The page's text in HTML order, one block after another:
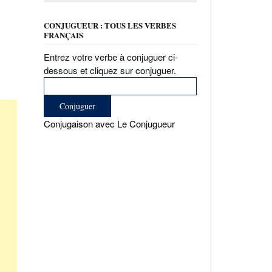
CONJUGUEUR : TOUS LES VERBES
FRANÇAIS
Entrez votre verbe à conjuguer ci-
dessous et cliquez sur conjuguer.
Conjugaison avec Le Conjugueur